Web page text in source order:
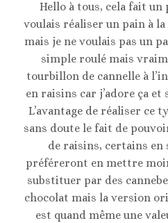
Hello à tous, cela fait
voulais réaliser un pain à
mais je ne voulais pas un
simple roulé mais
tourbillon de cannelle à
en raisins car j’adore ça
L’avantage de réaliser ce
sans doute le fait de
de raisins, certains en
préféreront en mettre
substituer par des
chocolat mais la version
est quand même une